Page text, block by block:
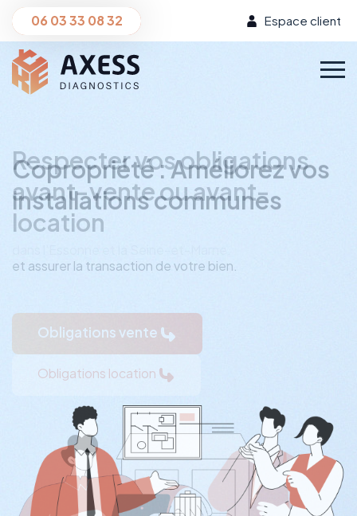
06 03 33 08 32 Espace client
Copropriété : Améliorez vos
installations communes
dans l’Essonne et la Seine-et-Marne.
PPPT